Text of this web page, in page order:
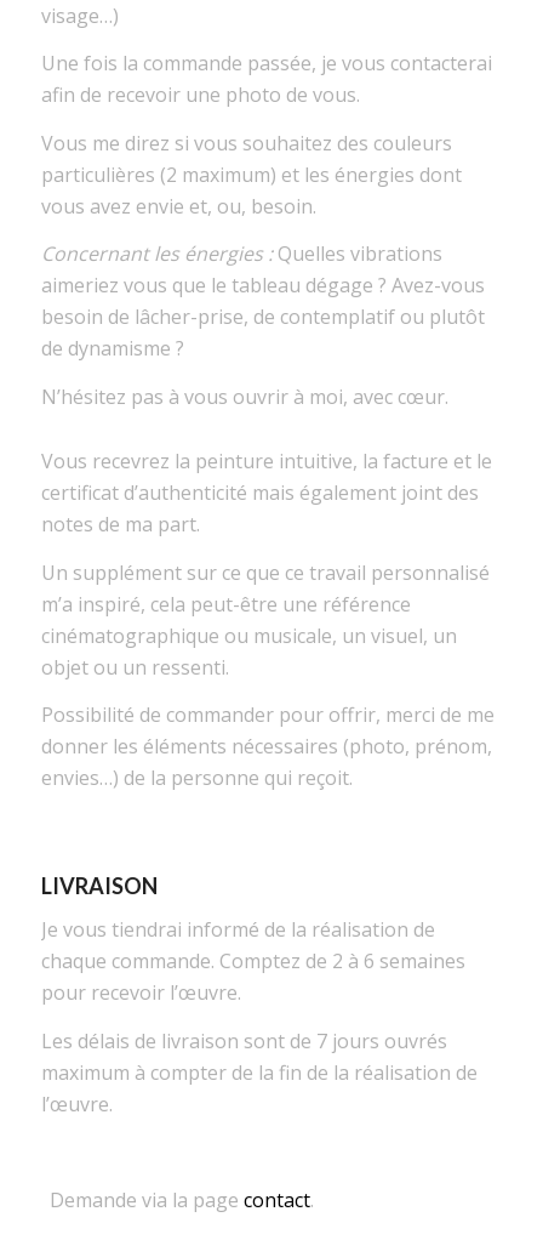
visage…)
Une fois la commande passée, je vous contacterai
afin de recevoir une photo de vous.
Vous me direz si vous souhaitez des couleurs
particulières (2 maximum) et les énergies dont
vous avez envie et, ou, besoin.
Concernant les énergies :Quelles vibrations
aimeriez vous que le tableau dégage ? Avez-vous
besoin de lâcher-prise, de contemplatif ou plutôt
de dynamisme ?
N’hésitez pas à vous ouvrir à moi, avec cœur.
Vous recevrez la peinture intuitive, la facture et le
certificat d’authenticité mais également joint des
notes de ma part.
Un supplément sur ce que ce travail personnalisé
m’a inspiré, cela peut-être une référence
cinématographique ou musicale, un visuel, un
objet ou un ressenti.
Possibilité de commander pour offrir, merci de me
donner les éléments nécessaires (photo, prénom,
envies…) de la personne qui reçoit.
LIVRAISON
Je vous tiendrai informé de la réalisation de
chaque commande. Comptez de 2 à 6 semaines
pour recevoir l’œuvre.
Les délais de livraison sont de 7 jours ouvrés
maximum à compter de la fin de la réalisation de
l’œuvre.
Demande via la page contact.